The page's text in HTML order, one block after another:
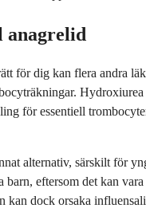
för dig kan flera andra
Hydroxiurea
för essentiell
alternativ, särskilt för
barn, eftersom det kan
kan dock orsaka